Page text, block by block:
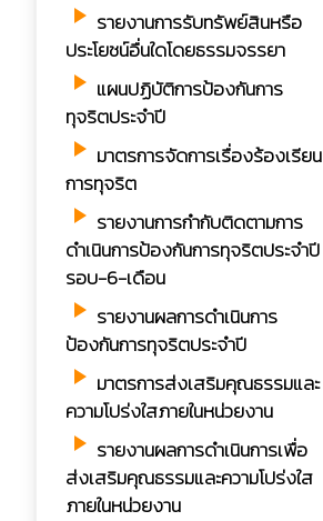
play_arrow รายงานการรับทรัพย์สินหรือ
ประโยชน์อื่นใดโดยธรรมจรรยา
play_arrow แผนปฏิบัติการป้องกันการ
ทุจริตประจำปี
play_arrow มาตรการจัดการเรื่องร้องเรียน
การทุจริต
play_arrow รายงานการกำกับติดตามการ
ดำเนินการป้องกันการทุจริตประจำปี
รอบ-6-เดือน
play_arrow รายงานผลการดำเนินการ
ป้องกันการทุจริตประจำปี
play_arrow มาตรการส่งเสริมคุณธรรมและ
ความโปร่งใสภายในหน่วยงาน
play_arrow รายงานผลการดำเนินการเพื่อ
ส่งเสริมคุณธรรมและความโปร่งใส
ภายในหน่วยงาน